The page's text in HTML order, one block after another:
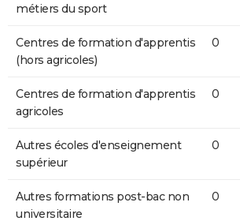
métiers du sport
Centres de formation d'apprentis
(hors agricoles)
0
Centres de formation d'apprentis
agricoles
0
Autres écoles d'enseignement
supérieur
0
Autres formations post-bac non
universitaire
0